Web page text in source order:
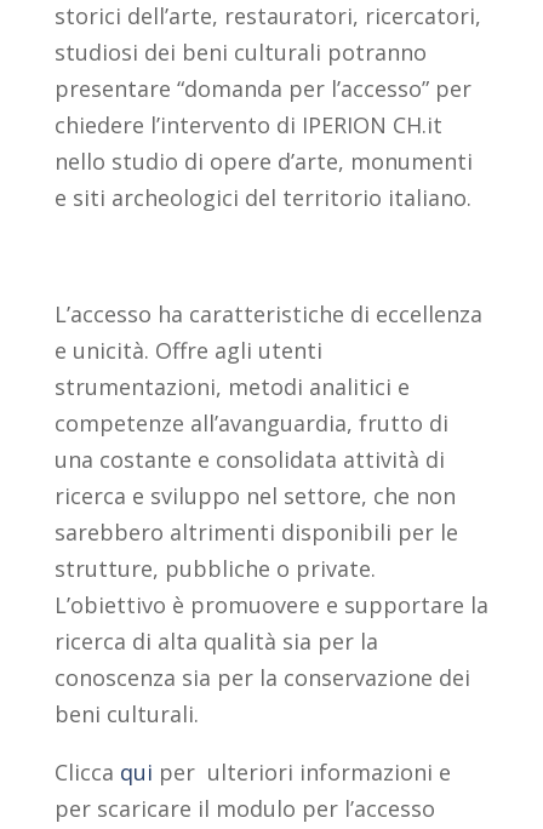
storici dell’arte, restauratori, ricercatori,
studiosi dei beni culturali potranno
presentare “domanda per l’accesso” per
chiedere l’intervento di IPERION CH.it
nello studio di opere d’arte, monumenti
e siti archeologici del territorio italiano.
L’accesso ha caratteristiche di eccellenza
e unicità. Offre agli utenti
strumentazioni, metodi analitici e
competenze all’avanguardia, frutto di
una costante e consolidata attività di
ricerca e sviluppo nel settore, che non
sarebbero altrimenti disponibili per le
strutture, pubbliche o private.
L’obiettivo è promuovere e supportare la
ricerca di alta qualità sia per la
conoscenza sia per la conservazione dei
beni culturali.
Clicca qui per ulteriori informazioni e
per scaricare il modulo per l’accesso